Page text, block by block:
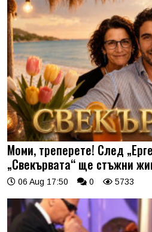
Моми, треперете! След
„Свекървата“ ще стъжни
06 Aug 17:50 0 5733